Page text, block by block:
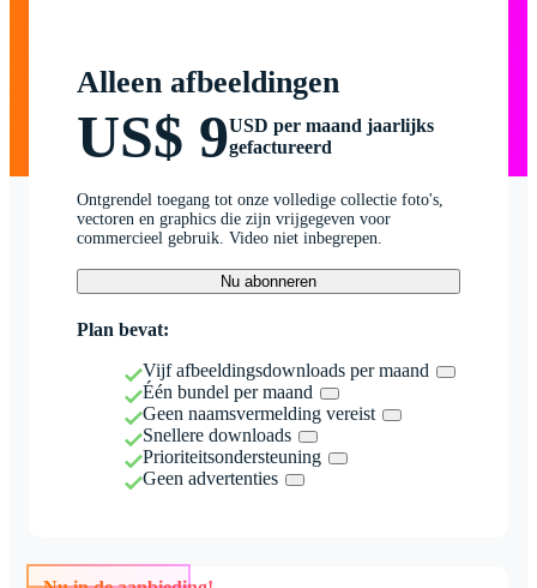
Alleen afbeeldingen
US$ 9USD per maand jaarlijks
gefactureerd
Ontgrendel toegang tot onze volledige collectie foto's,
vectoren en graphics die zijn vrijgegeven voor
commercieel gebruik. Video niet inbegrepen.
Nu abonneren
Plan bevat:
Vijf afbeeldingsdownloads per maand
Één bundel per maand
Geen naamsvermelding vereist
Snellere downloads
Prioriteitsondersteuning
Geen advertenties
Nu in de aanbieding!